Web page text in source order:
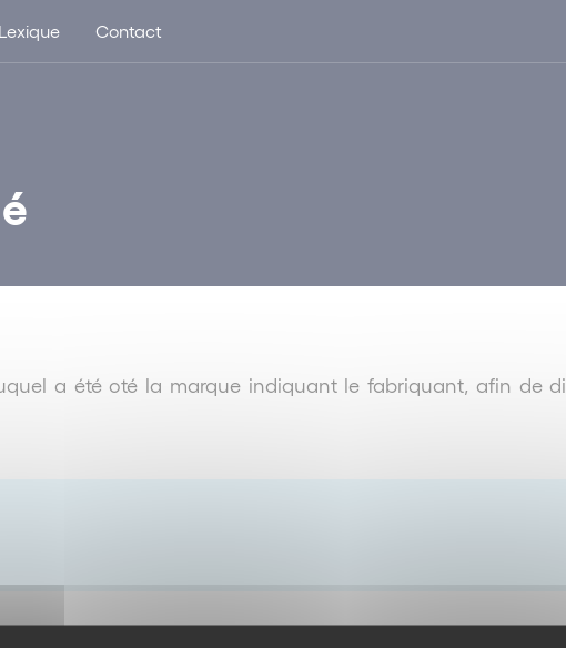
Lexique Contact
a été oté la marque indiquant le fabriquant, afin de